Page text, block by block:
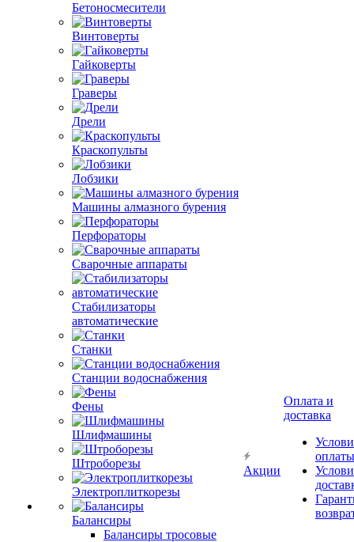
Бетоносмесители
Винтоверты
Гайковерты
Граверы
Дрели
Краскопульты
Лобзики
Машины алмазного бурения
Перфораторы
Сварочные аппараты
Стабилизаторы
автоматические
Станки
Станции водоснабжения
Фены
Шлифмашины
Штроборезы
Электроплиткорезы
Балансиры
Балансиры тросовые
Акции
Оплата и
доставка
оплаты